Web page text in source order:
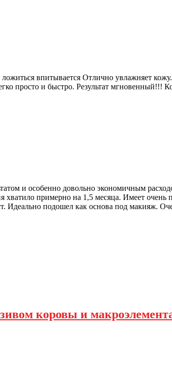
впитывается Отлично увлажняет
просто и быстро. Результат мгновенный!!!
и особенно довольно экономичным
примерно на 1,5 месяца. Имеет очень
подошел как основа под макияж.
коровы и